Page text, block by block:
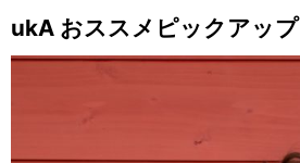
ukA おススメピックアップ